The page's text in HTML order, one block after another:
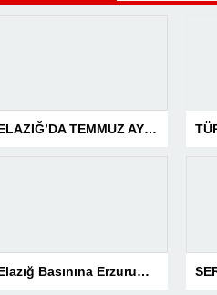
ELAZIĞ’DA TEMMUZ AYI ASAYİŞ BİLANÇOSU AÇIKLANDI: 1 AYDA 1.032 ŞAHIS YAKALANDI, 207 TUTUKLAMA
Elazığ Basınına Erzurum’da 3 Ödül